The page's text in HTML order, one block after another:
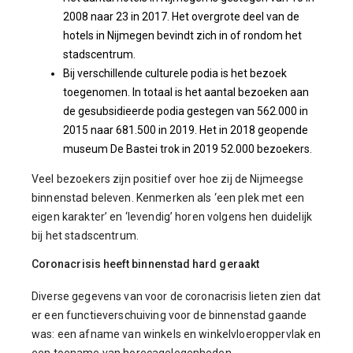
2008 naar 23 in 2017. Het overgrote deel van de
hotels in Nijmegen bevindt zich in of rondom het
stadscentrum.
Bij verschillende culturele podia is het bezoek
toegenomen. In totaal is het aantal bezoeken aan
de gesubsidieerde podia gestegen van 562.000 in
2015 naar 681.500 in 2019. Het in 2018 geopende
museum De Bastei trok in 2019 52.000 bezoekers.
Veel bezoekers zijn positief over hoe zij de Nijmeegse
binnenstad beleven. Kenmerken als ‘een plek met een
eigen karakter’ en ‘levendig’ horen volgens hen duidelijk
bij het stadscentrum.
Coronacrisis heeft binnenstad hard geraakt
Diverse gegevens van voor de coronacrisis lieten zien dat
er een functieverschuiving voor de binnenstad gaande
was: een afname van winkels en winkelvloeroppervlak en